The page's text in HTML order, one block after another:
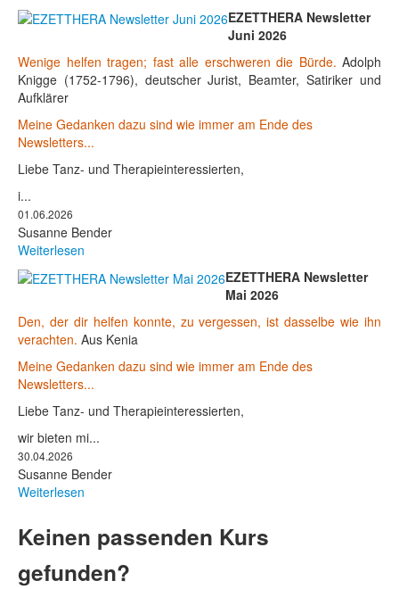
EZETTHERA Newsletter
Juni 2026
Wenige helfen tragen; fast alle erschweren die Bürde. Adolph
Knigge (1752-1796), deutscher Jurist, Beamter, Satiriker und
Aufklärer
Meine Gedanken dazu sind wie immer am Ende des
Newsletters...
Liebe Tanz- und Therapieinteressierten,
i...
01.06.2026
Susanne Bender
Weiterlesen
EZETTHERA Newsletter
Mai 2026
Den, der dir helfen konnte, zu vergessen, ist dasselbe wie ihn
verachten. Aus Kenia
Meine Gedanken dazu sind wie immer am Ende des
Newsletters...
Liebe Tanz- und Therapieinteressierten,
wir bieten mi...
30.04.2026
Susanne Bender
Weiterlesen
Keinen passenden Kurs
gefunden?